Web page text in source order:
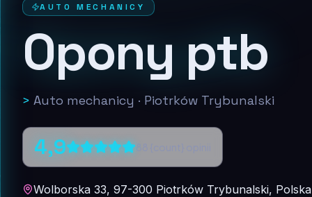
AUTO MECHANICY
Opony ptb
> Auto mechanicy · Piotrków Trybunalski
4,9
Wolborska 33, 97-300 Piotrków Trybunalski, Polska